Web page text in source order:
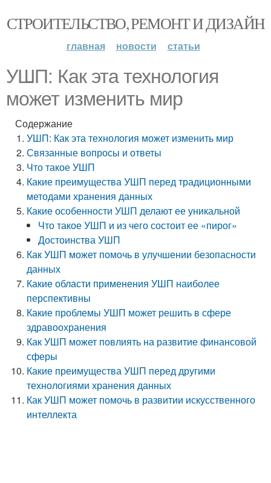
СТРОИТЕЛЬСТВО, РЕМОНТ И ДИЗАЙН
главная новости статьи
УШП: Как эта технология
может изменить мир
Содержание
УШП: Как эта технология может изменить мир
Связанные вопросы и ответы
Что такое УШП
Какие преимущества УШП перед традиционными
методами хранения данных
Какие особенности УШП делают ее уникальной
Что такое УШП и из чего состоит ее «пирог»
Достоинства УШП
Как УШП может помочь в улучшении безопасности
данных
Какие области применения УШП наиболее
перспективны
Какие проблемы УШП может решить в сфере
здравоохранения
Как УШП может повлиять на развитие финансовой
сферы
Какие преимущества УШП перед другими
технологиями хранения данных
Как УШП может помочь в развитии искусственного
интеллекта